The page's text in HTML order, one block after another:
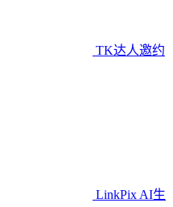
TK达人邀约
LinkPix AI生